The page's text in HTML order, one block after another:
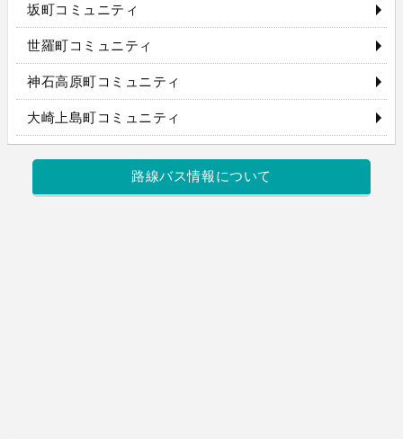
坂町コミュニティ
世羅町コミュニティ
神石高原町コミュニティ
大崎上島町コミュニティ
路線バス情報について